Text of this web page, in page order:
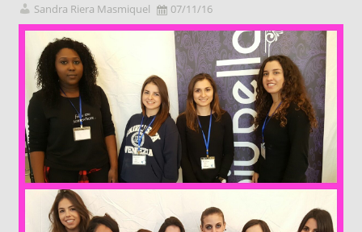
Sandra Riera Masmiquel 07/11/16